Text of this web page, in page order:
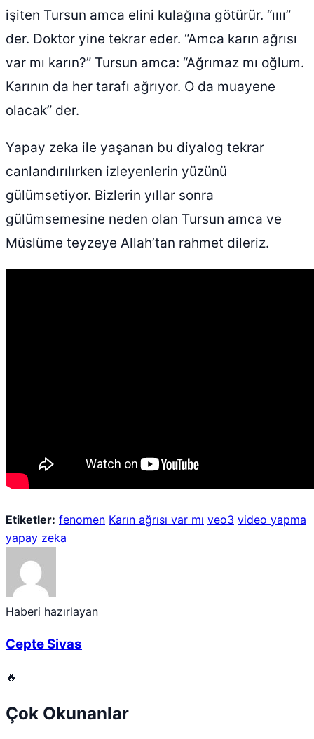
işiten Tursun amca elini kulağına götürür. “ıııı”
der. Doktor yine tekrar eder. “Amca karın ağrısı
var mı karın?” Tursun amca: “Ağrımaz mı oğlum.
Karının da her tarafı ağrıyor. O da muayene
olacak” der.
Yapay zeka ile yaşanan bu diyalog tekrar
canlandırılırken izleyenlerin yüzünü
gülümsetiyor. Bizlerin yıllar sonra
gülümsemesine neden olan Tursun amca ve
Müslüme teyzeye Allah’tan rahmet dileriz.
Etiketler: fenomen Karın ağrısı var mı veo3 video yapma
yapay zeka
Haberi hazırlayan
Cepte Sivas
🔥
Çok Okunanlar